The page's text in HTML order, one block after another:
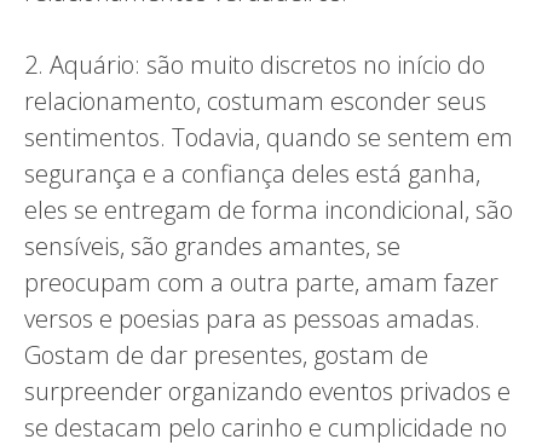
2. Aquário: são muito discretos no início do
relacionamento, costumam esconder seus
sentimentos. Todavia, quando se sentem em
segurança e a confiança deles está ganha,
eles se entregam de forma incondicional, são
sensíveis, são grandes amantes, se
preocupam com a outra parte, amam fazer
versos e poesias para as pessoas amadas.
Gostam de dar presentes, gostam de
surpreender organizando eventos privados e
se destacam pelo carinho e cumplicidade no